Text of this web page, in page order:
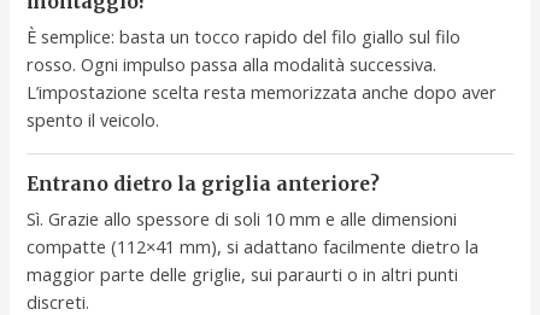
È semplice: basta un tocco rapido del filo giallo sul filo
rosso. Ogni impulso passa alla modalità successiva.
L’impostazione scelta resta memorizzata anche dopo aver
spento il veicolo.
Entrano dietro la griglia anteriore?
Sì. Grazie allo spessore di soli 10 mm e alle dimensioni
compatte (112×41 mm), si adattano facilmente dietro la
maggior parte delle griglie, sui paraurti o in altri punti
discreti.